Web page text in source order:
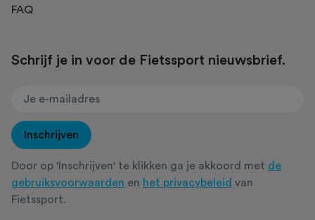
FAQ
Schrijf je in voor de Fietssport nieuwsbrief.
Inschrijven
Door op 'Inschrijven' te klikken ga je akkoord met de
gebruiksvoorwaarden en het privacybeleid van
Fietssport.